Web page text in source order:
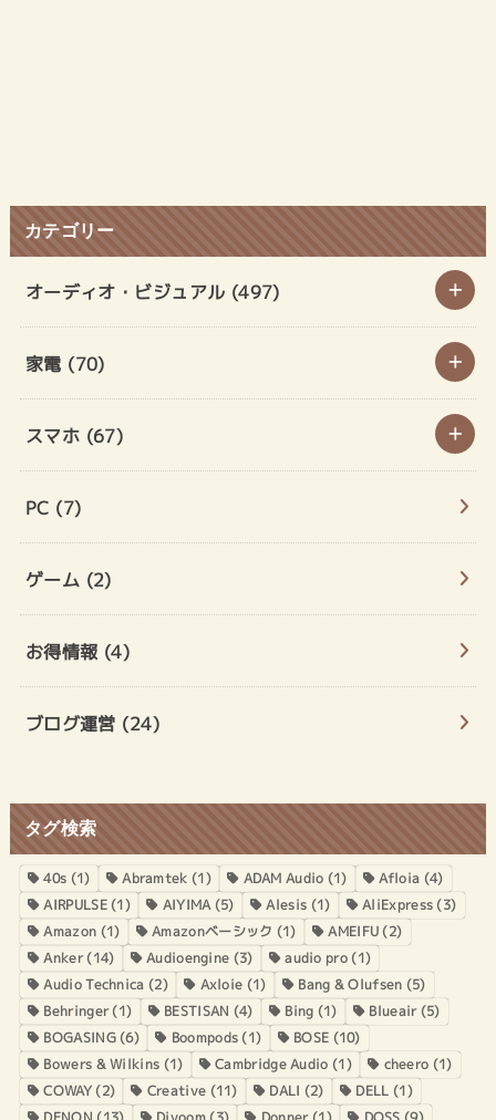
カテゴリー
オーディオ・ビジュアル (497)
家電 (70)
スマホ (67)
PC (7)
ゲーム (2)
お得情報 (4)
ブログ運営 (24)
タグ検索
40s (1) Abramtek (1) ADAM Audio (1) Afloia (4)
AIRPULSE(1) AIYIMA(5) Alesis (1) AliExpress (3)
Amazon (1) Amazonベーシック (1) AMEIFU (2)
Anker(14) Audioengine (3) audio pro (1)
Audio Technica (2) Axloie (1) Bang & Olufsen (5)
Behringer(1) BESTISAN (4) Bing (1) Blueair(5)
BOGASING(6) Boompods (1) BOSE (10)
Bowers & Wilkins (1) Cambridge Audio (1) cheero (1)
COWAY(2) Creative (11) DALI (2) DELL (1)